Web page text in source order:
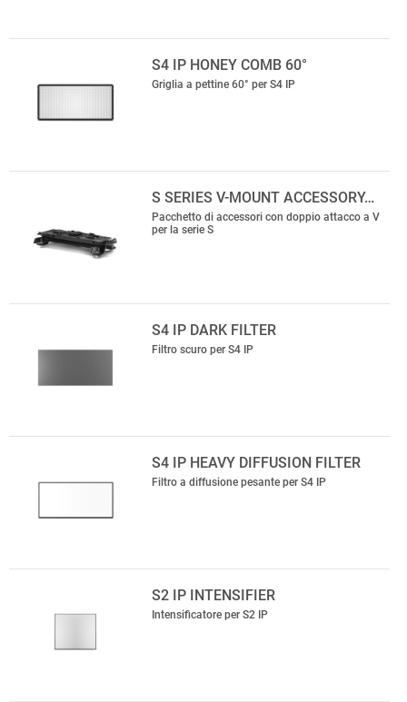
S4 IP HONEY COMB 60°
Griglia a pettine 60° per S4 IP
S SERIES V-MOUNT ACCESSORY…
Pacchetto di accessori con doppio attacco a V
per la serie S
S4 IP DARK FILTER
Filtro scuro per S4 IP
S4 IP HEAVY DIFFUSION FILTER
Filtro a diffusione pesante per S4 IP
S2 IP INTENSIFIER
Intensificatore per S2 IP